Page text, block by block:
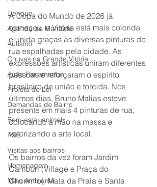
Dengue
Agenda de Mandato
Autismo
Chuvas na Grande Vitória
Ação Parlamentar
Projeto de Lei
Demandas de Bairro
Bem-estar animal
PSB
Visitas aos bairros
Homenagem
Meio Ambiente
A Copa do Mundo de 2026 já
começou, e Vitória está mais colorida
e unida graças às diversas pinturas de
rua espalhadas pela cidade. As
expressões artísticas uniram diferentes
pessoas e reforçaram o espírito
brasileiro de união e torcida. Nos
últimos dias, Bruno Malias esteve
presente em mais 4 pinturas de rua,
colocando a mão na massa e
valorizando a arte local.
Os bairros da vez foram Jardim
Camburi (Village e Praça do
Chorinho), Mata da Praia e Santa